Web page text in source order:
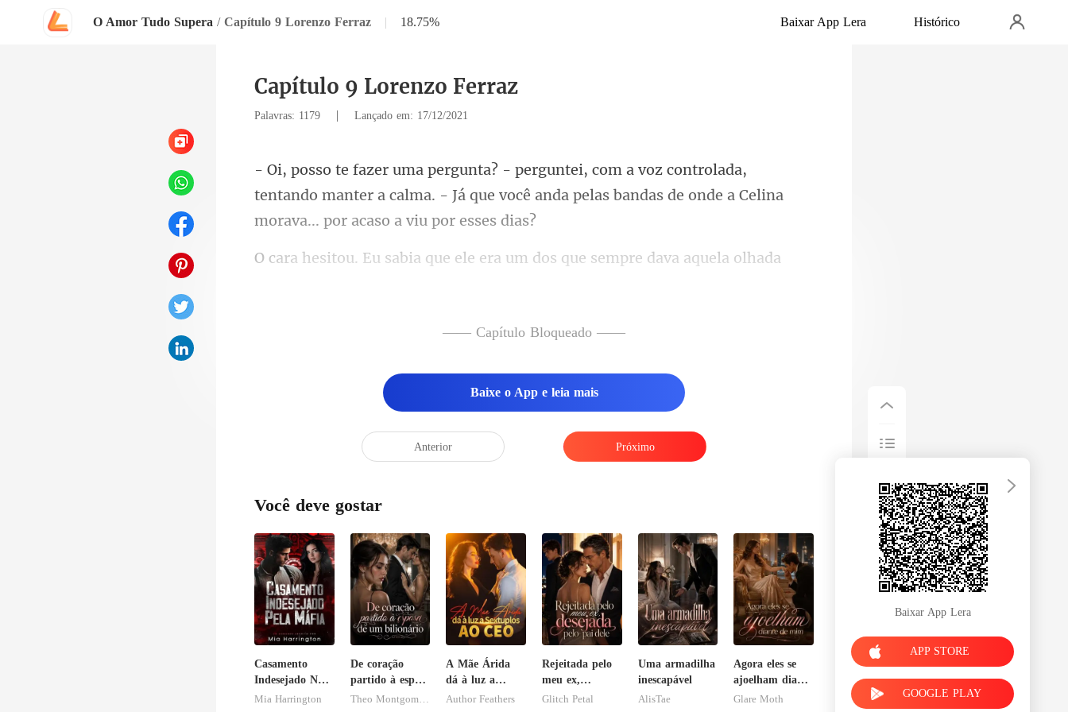
O Amor Tudo Supera / Capítulo 9 Lorenzo Ferraz | 18.75% Baixar App Lera Histórico
Capítulo 9 Lorenzo Ferraz
Palavras: 1179 | Lançado em: 17/12/2021
trolada,
tentando manter a calma. - Já que você anda pelas ba
dava aquela olhada
—— Capítulo Bloqueado ——
Baixe o App e leia mais
Anterior Próximo
Você deve gostar
Casamento
Indesejado Na
Máfia
Mia Harrington
De coração
partido à esposa
de um
A Mãe Árida
dá à luz a
Sextuplos ao
Author Feathers
Rejeitada pelo
meu ex,
desejada pelo
Glitch Petal
Uma armadilha
inescapável
AlisTae
Agora eles se
ajoelham diante
de mim
Glare Moth
Baixar App Lera
APP STORE
GOOGLE PLAY